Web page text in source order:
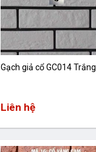
Gạch giả cổ GC014 Trắng
Liên hệ